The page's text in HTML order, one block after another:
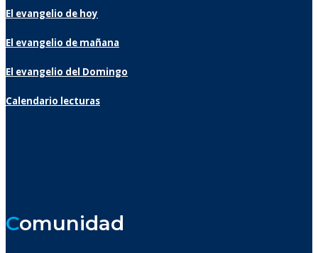
El evangelio de hoy
El evangelio de mañana
El evangelio del Domingo
Calendario lecturas
Comunidad